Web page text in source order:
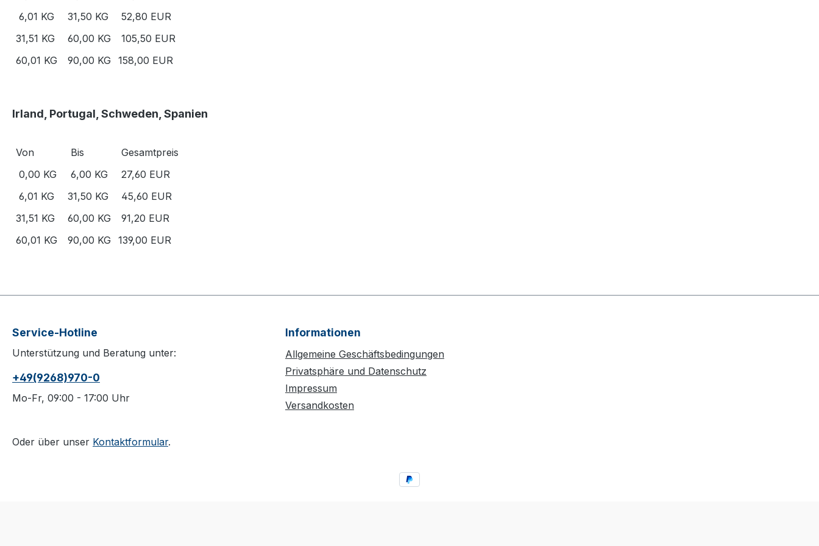
6,01 KG
31,50 KG
52,80 EUR
31,51 KG
60,00 KG
105,50 EUR
60,01 KG
90,00 KG 158,00 EUR
Irland, Portugal, Schweden, Spanien
Von Bis
Gesamtpreis
0,00 KG
6,00 KG
27,60 EUR
6,01 KG
31,50 KG
45,60 EUR
31,51 KG
60,00 KG
91,20 EUR
60,01 KG
90,00 KG 139,00 EUR
Service-Hotline
Unterstützung und Beratung unter:
+49(9268)970-0
Mo-Fr, 09:00 - 17:00 Uhr
Oder über unser Kontaktformular.
Informationen
Allgemeine Geschäftsbedingungen
Privatsphäre und Datenschutz
Impressum
Versandkosten